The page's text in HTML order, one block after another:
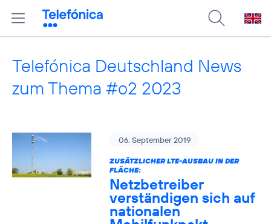
Telefónica Deutschland News
zum Thema #o2 2023
06. September 2019
ZUSÄTZLICHER LTE-AUSBAU IN DER
FLÄCHE:
Netzbetreiber
verständigen sich auf
nationalen